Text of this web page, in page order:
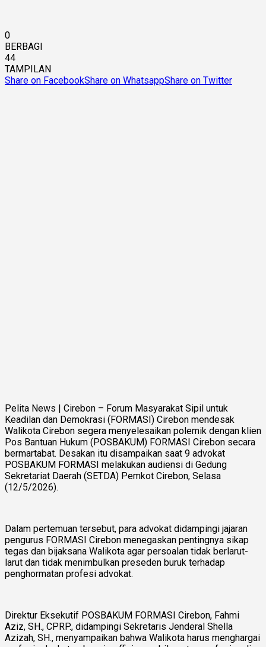
0
BERBAGI
44
TAMPILAN
Share on FacebookShare on WhatsappShare on Twitter
Pelita News | Cirebon – Forum Masyarakat Sipil untuk
Keadilan dan Demokrasi (FORMASI) Cirebon mendesak
Walikota Cirebon segera menyelesaikan polemik dengan klien
Pos Bantuan Hukum (POSBAKUM) FORMASI Cirebon secara
bermartabat. Desakan itu disampaikan saat 9 advokat
POSBAKUM FORMASI melakukan audiensi di Gedung
Sekretariat Daerah (SETDA) Pemkot Cirebon, Selasa
(12/5/2026).
Dalam pertemuan tersebut, para advokat didampingi jajaran
pengurus FORMASI Cirebon menegaskan pentingnya sikap
tegas dan bijaksana Walikota agar persoalan tidak berlarut-
larut dan tidak menimbulkan preseden buruk terhadap
penghormatan profesi advokat.
Direktur Eksekutif POSBAKUM FORMASI Cirebon, Fahmi
Aziz, SH., CPRP., didampingi Sekretaris Jenderal Shella
Azizah, SH., menyampaikan bahwa Walikota harus menghargai